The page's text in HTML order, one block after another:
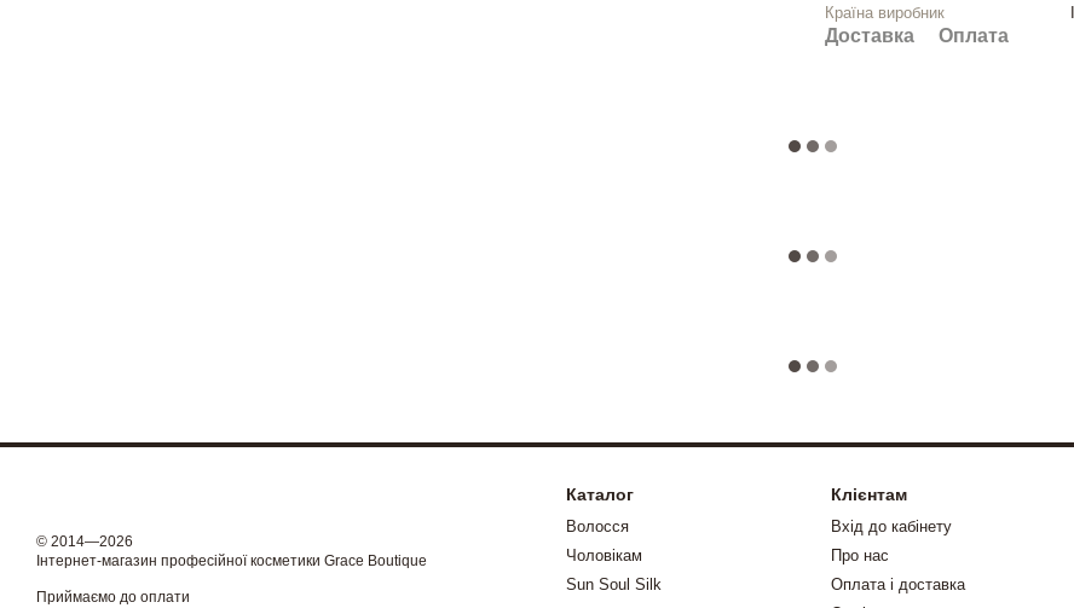
Країна виробник
Доставка Оплата
© 2014—2026
Інтернет-магазин професійної косметики Grace Boutique
Приймаємо до оплати
Каталог
Волосся
Чоловікам
Sun Soul Silk
Клієнтам
Вхід до кабінету
Про нас
Оплата і доставка